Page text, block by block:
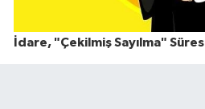
İdare, "Çekilmiş Sayılma"